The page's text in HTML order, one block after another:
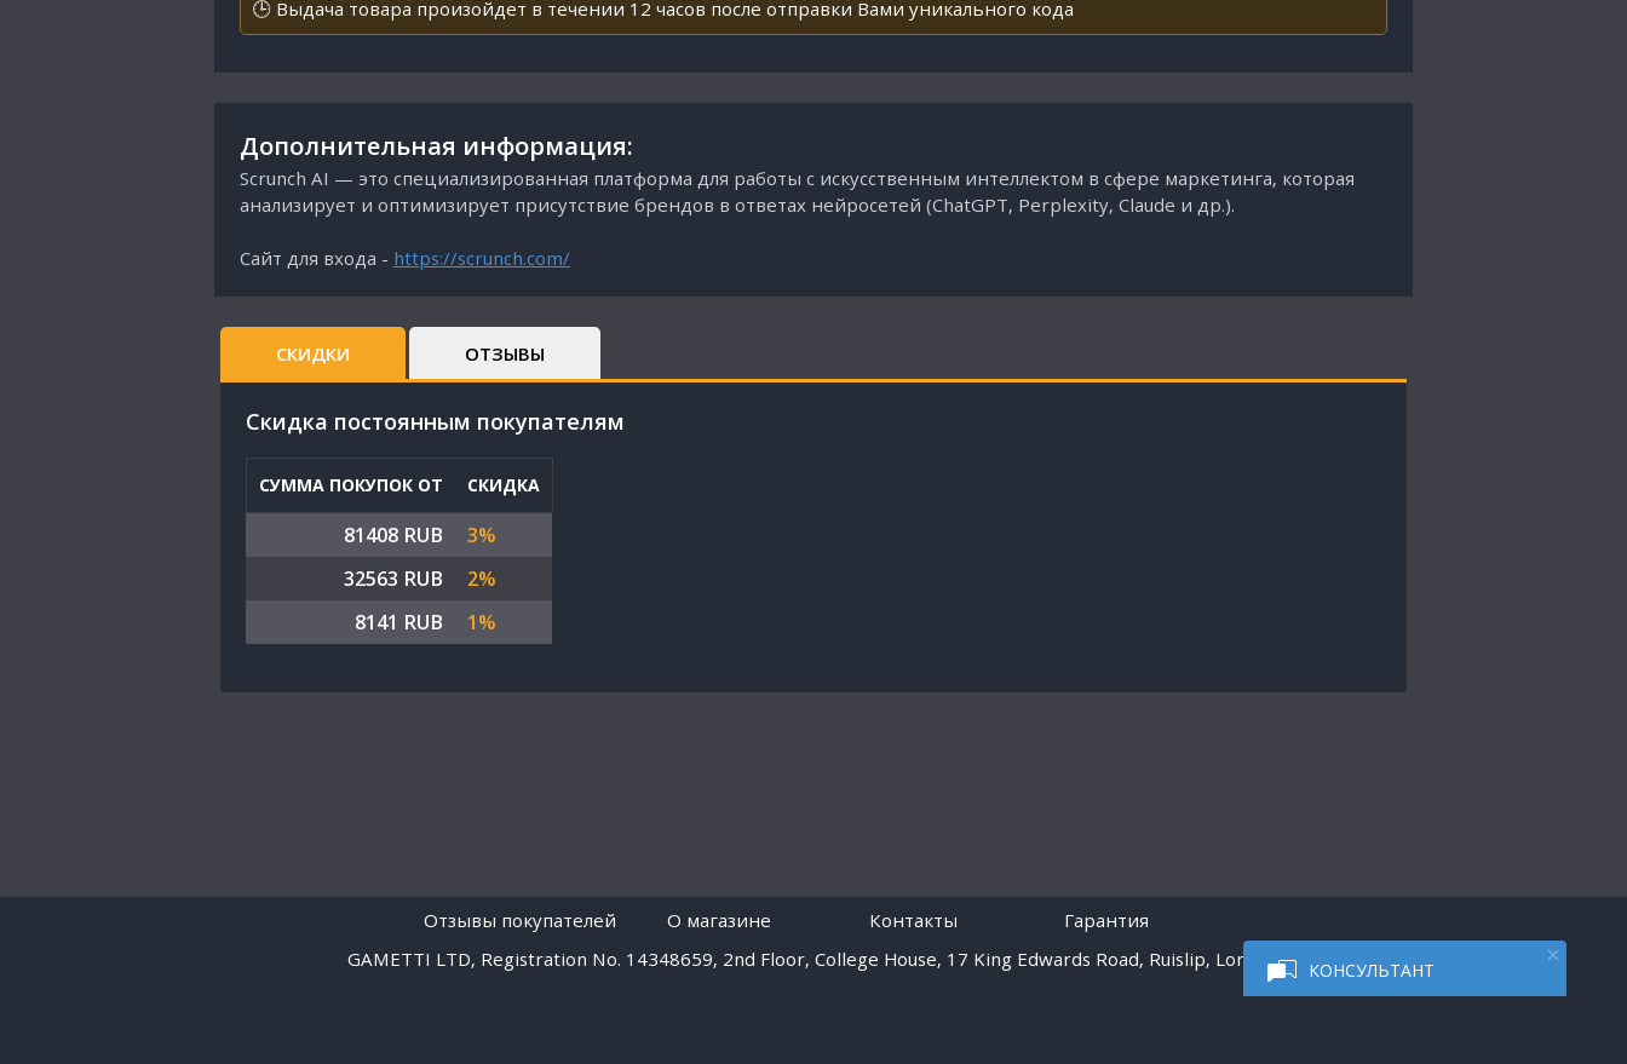
КОНСУЛЬТАНТ
🕒 Выдача товара произойдет в течении 12 часов после отправки Вами уникального кода
Дополнительная информация:
Scrunch AI — это специализированная платформа для работы с искусственным интеллектом в сфере маркетинга, которая
анализирует и оптимизирует присутствие брендов в ответах нейросетей (ChatGPT, Perplexity, Claude и др.).
Сайт для входа - https://scrunch.com/
СКИДКИ ОТЗЫВЫ
Cкидка постоянным покупателям
СУММА ПОКУПОК ОТ СКИДКА
81408 RUB
3%
32563 RUB
2%
8141 RUB
1%
Отзывы покупателей O магазине Контакты
Гарантия
GAMETTI LTD, Registration No. 14348659, 2nd Floor, College House, 17 King Edwards Road, Ruislip, London